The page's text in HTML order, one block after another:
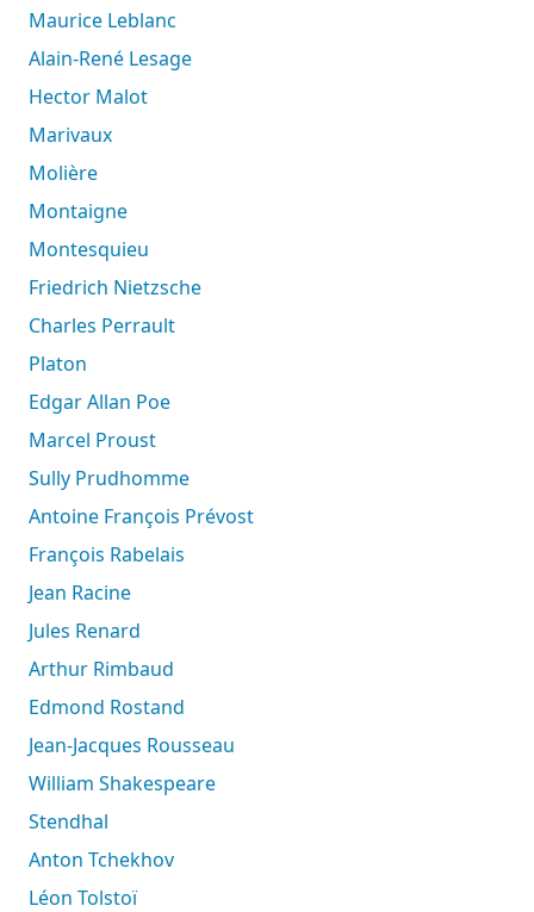
Maurice Leblanc
Alain-René Lesage
Hector Malot
Marivaux
Molière
Montaigne
Montesquieu
Friedrich Nietzsche
Charles Perrault
Platon
Edgar Allan Poe
Marcel Proust
Sully Prudhomme
Antoine François Prévost
François Rabelais
Jean Racine
Jules Renard
Arthur Rimbaud
Edmond Rostand
Jean-Jacques Rousseau
William Shakespeare
Stendhal
Anton Tchekhov
Léon Tolstoï